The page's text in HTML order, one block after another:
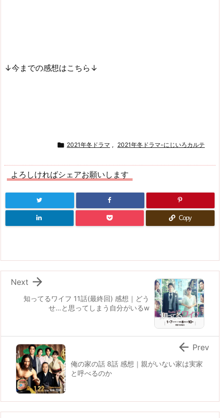
↓今までの感想はこちら↓
 2021年冬ドラマ , 2021年冬ドラマ-にじいろカルテ
よろしければシェアお願いします
Copy
知ってるワイフ 11話(最終回) 感想｜どう
せ…と思ってしまう自分がいるw

Next
俺の家の話 8話 感想｜親がいない家は実家
と呼べるのか
 Prev